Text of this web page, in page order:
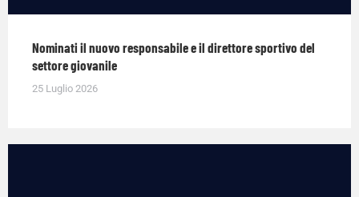
Nominati il nuovo responsabile e il direttore sportivo del
settore giovanile
25 Luglio 2026